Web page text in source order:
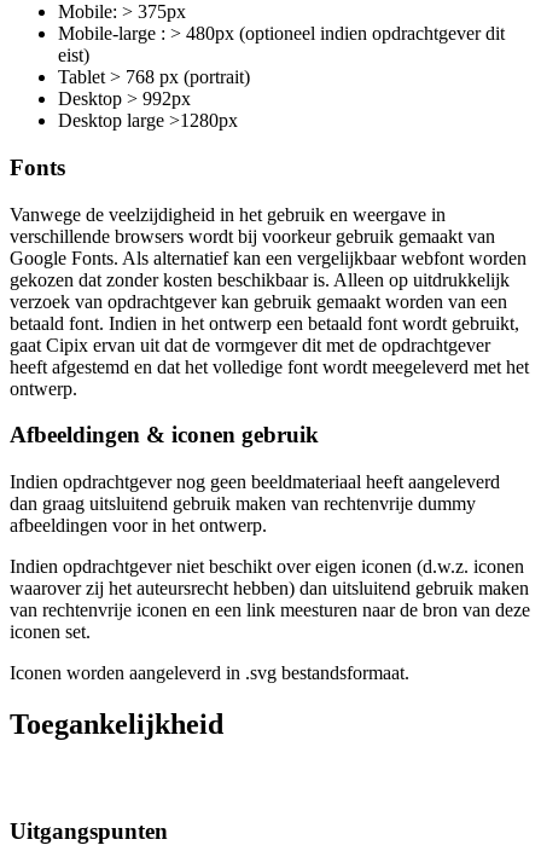
Mobile: > 375px
Mobile-large : > 480px (optioneel indien opdrachtgever dit
eist)
Tablet > 768 px (portrait)
Desktop > 992px
Desktop large >1280px
Fonts
Vanwege de veelzijdigheid in het gebruik en weergave in
verschillende browsers wordt bij voorkeur gebruik gemaakt van
Google Fonts. Als alternatief kan een vergelijkbaar webfont worden
gekozen dat zonder kosten beschikbaar is. Alleen op uitdrukkelijk
verzoek van opdrachtgever kan gebruik gemaakt worden van een
betaald font. Indien in het ontwerp een betaald font wordt gebruikt,
gaat Cipix ervan uit dat de vormgever dit met de opdrachtgever
heeft afgestemd en dat het volledige font wordt meegeleverd met het
ontwerp.
Afbeeldingen & iconen gebruik
Indien opdrachtgever nog geen beeldmateriaal heeft aangeleverd
dan graag uitsluitend gebruik maken van rechtenvrije dummy
afbeeldingen voor in het ontwerp.
Indien opdrachtgever niet beschikt over eigen iconen (d.w.z. iconen
waarover zij het auteursrecht hebben) dan uitsluitend gebruik maken
van rechtenvrije iconen en een link meesturen naar de bron van deze
iconen set.
Iconen worden aangeleverd in .svg bestandsformaat.
Toegankelijkheid
Uitgangspunten